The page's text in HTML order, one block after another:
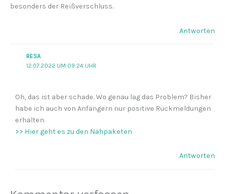
besonders der Reißverschluss.
Antworten
RESA
12.07.2022 UM 09:24 UHR
Oh, das ist aber schade. Wo genau lag das Problem? Bisher
habe ich auch von Anfängern nur positive Rückmeldungen
erhalten.
>> Hier geht es zu den Nähpaketen
Antworten